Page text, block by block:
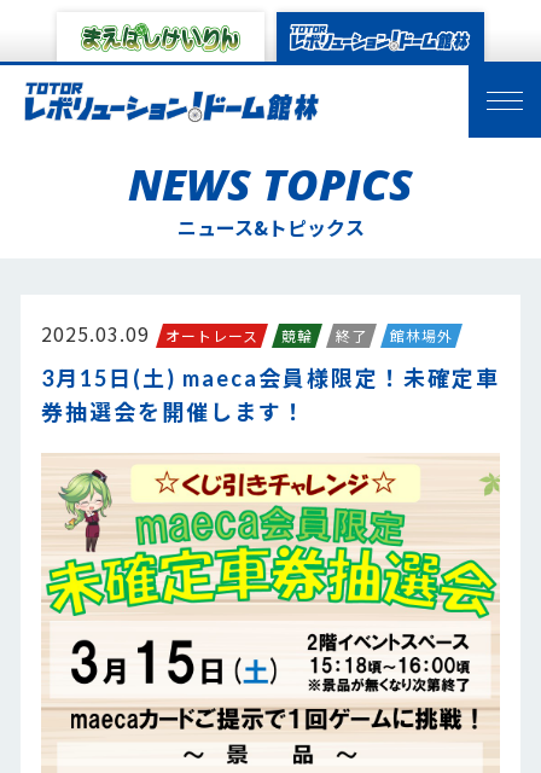
NEWS TOPICS
ニュース&トピックス
2025.03.09 オートレース 競輪 終了 館林場外
3月15日(土) maeca会員様限定！未確定車
券抽選会を開催します！